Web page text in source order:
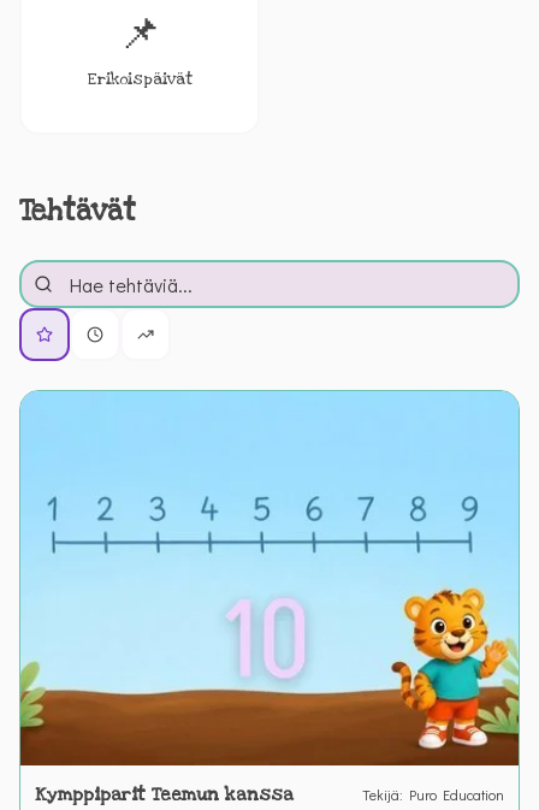
📌
Erikoispäivät
Tehtävät
Kymppiparit Teemun kanssa Tekijä: Puro Education